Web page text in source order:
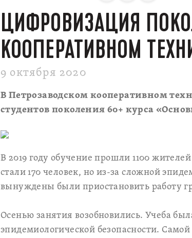
ЦИФРОВИЗАЦИЯ
КООПЕРАТИВНОМ
9 октября 2020
В Петрозаводском кооперативном
студентов поколения 60+ курса
В 2019 году обучение прошли 1100
стали 170 человек, но из-за сложной
вынуждены были приостановить работу
Осенью занятия возобновились. Учеба
эпидемиологической безопасности.